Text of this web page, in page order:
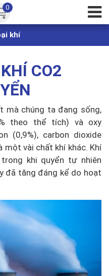
0
khí
CO2
mà chúng ta đang sống,
theo thể tích) và oxy
(0,9%), carbon dioxide
một vài chất khí khác. Khí
khi quyển tự nhiên
đã tăng đáng kể do hoạt